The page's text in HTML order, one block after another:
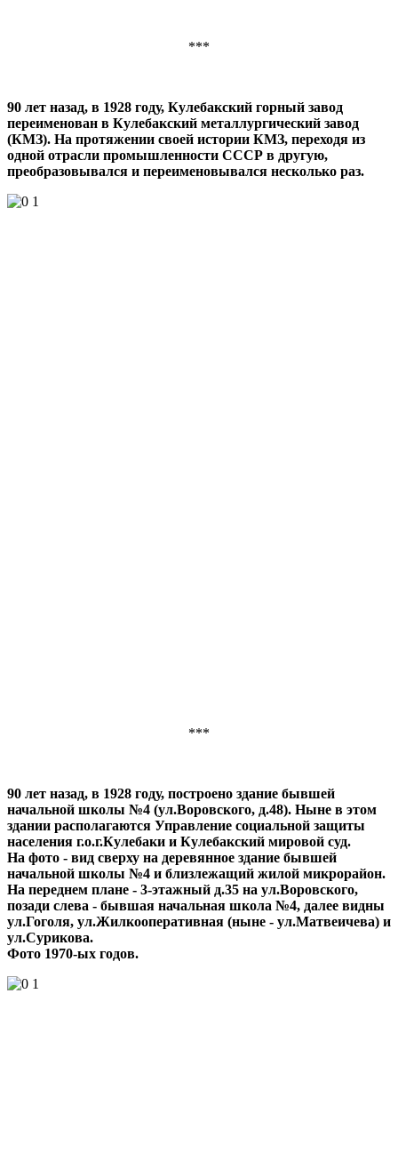
***
90 лет назад, в 1928 году, Кулебакский горный завод
переименован в Кулебакский металлургический завод
(КМЗ). На протяжении своей истории КМЗ, переходя из
одной отрасли промышленности СССР в другую,
преобразовывался и переименовывался несколько раз.
***
90 лет назад, в 1928 году, построено здание бывшей
начальной школы №4 (ул.Воровского, д.48). Ныне в этом
здании располагаются Управление социальной защиты
населения г.о.г.Кулебаки и Кулебакский мировой суд.
На фото - вид сверху на деревянное здание бывшей
начальной школы №4 и близлежащий жилой микрорайон.
На переднем плане - 3-этажный д.35 на ул.Воровского,
позади слева - бывшая начальная школа №4, далее видны
ул.Гоголя, ул.Жилкооперативная (ныне - ул.Матвеичева) и
ул.Сурикова.
Фото 1970-ых годов.